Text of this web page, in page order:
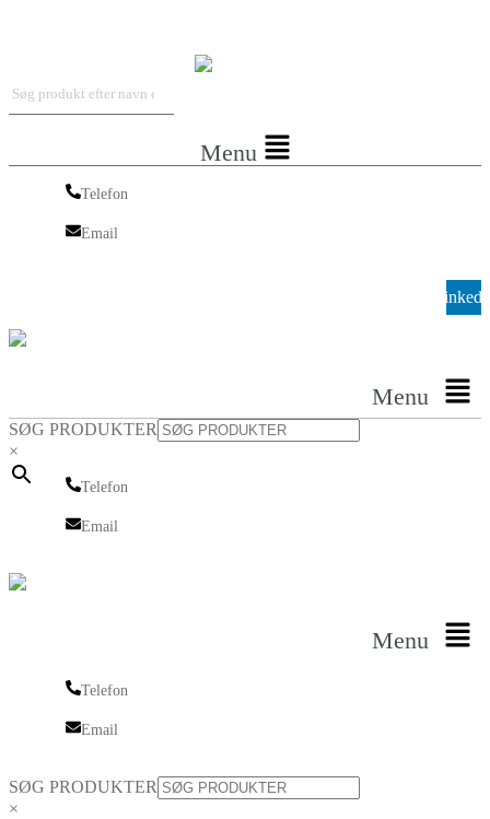
Menu
Telefon
Email
Menu
SØG PRODUKTER
×
Telefon
Email
Menu
Telefon
Email
SØG PRODUKTER
×